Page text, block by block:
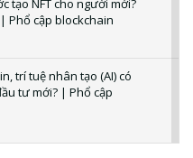
Phổ cập blockchain
trí tuệ nhân tạo (AI) có
tư mới? | Phổ cập